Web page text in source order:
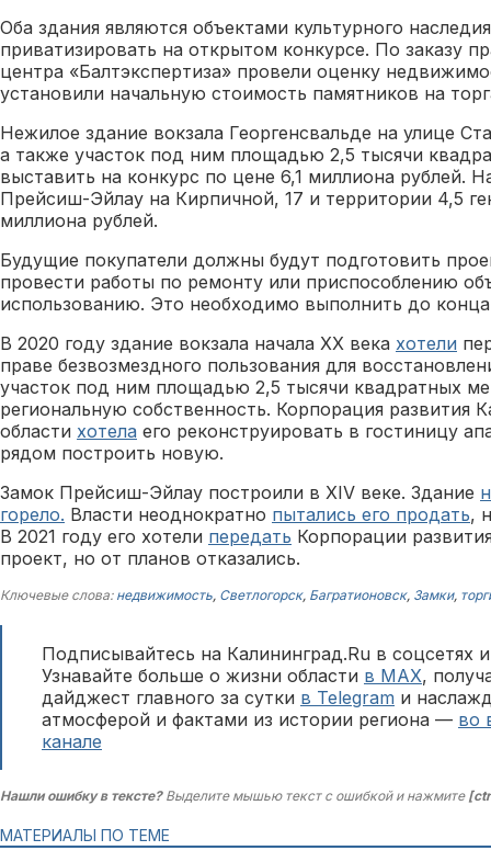
Оба здания являются объектами культурного
приватизировать на открытом конкурсе. По заказу
центра «Балтэкспертиза» провели оценку
установили начальную стоимость памятников на
Нежилое здание вокзала Георгенсвальде на улице
а также участок под ним площадью 2,5 тысячи
выставить на конкурс по цене 6,1 миллиона рублей.
Прейсиш-Эйлау на Кирпичной, 17 и территории 4,5
миллиона рублей.
Будущие покупатели должны будут подготовить
провести работы по ремонту или приспособлению
использованию. Это необходимо выполнить до
В 2020 году здание вокзала начала XX века хотели
праве безвозмездного пользования для
участок под ним площадью 2,5 тысячи квадратных
региональную собственность. Корпорация развития
области хотела его реконструировать в гостиницу
рядом построить новую.
Замок Прейсиш-Эйлау построили в XIV веке. Здание
горело. Власти неоднократно пытались его продать,
В 2021 году его хотели передать Корпорации
проект, но от планов отказались.
Ключевые слова: недвижимость, Светлогорск, Багратионовск, Замки,
Подписывайтесь на Калининград.Ru в соцсетях
Узнавайте больше о жизни области в MAX,
дайджест главного за сутки в Telegram и
атмосферой и фактами из истории региона — во
канале
Нашли ошибку в тексте?Выделите мышью текст с ошибкой и нажмите
МАТЕРИАЛЫ ПО ТЕМЕ